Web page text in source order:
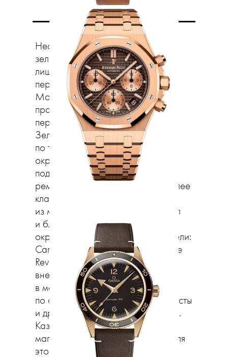
Несколько лет назад оттенки
зеленого использовали в дизайне
лишь некоторые марки:
первопроходцами были Hermès,
Montblanc и Piaget. Сейчас же
практически все часовщики будто
переехали в Изумрудный город.
Зеленые циферблаты, сделанные
по технологии гальванического
окрашивания, дополняют точно
подобранные в тон кожаные
ремешки. Много решений и в более
классическом варианте,
из малахита. Заметнее тренд стал
и благодаря тому, что в зеленый
окрасились самые знаковые модели:
Cartier Tank Must и Jaeger-LeCoultre
Reverso Tribute. Piaget и Zenith
внедряют зеленый цвет прямо
в механизм, нанося покрытие
по специальной технологии на мосты
и другие видимые детали калибра.
Казалось бы, тут в игру вступает
магия, но на самом деле химия: для
этого используются химические